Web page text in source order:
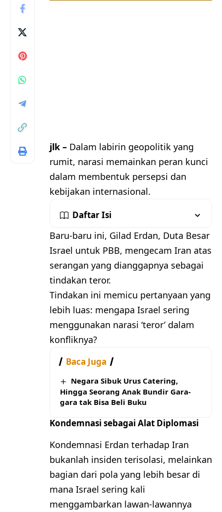
jlk – Dalam labirin geopolitik yang
rumit, narasi memainkan peran kunci
dalam membentuk persepsi dan
kebijakan internasional.
Daftar Isi
Baru-baru ini, Gilad Erdan, Duta Besar
Israel untuk PBB, mengecam Iran atas
serangan yang dianggapnya sebagai
tindakan teror.
Tindakan ini memicu pertanyaan yang
lebih luas: mengapa Israel sering
menggunakan narasi ‘teror’ dalam
konfliknya?
Baca Juga
Negara Sibuk Urus Catering,
Hingga Seorang Anak Bundir Gara-
gara tak Bisa Beli Buku
Kondemnasi sebagai Alat Diplomasi
Kondemnasi Erdan terhadap Iran
bukanlah insiden terisolasi, melainkan
bagian dari pola yang lebih besar di
mana Israel sering kali
menggambarkan lawan-lawannya